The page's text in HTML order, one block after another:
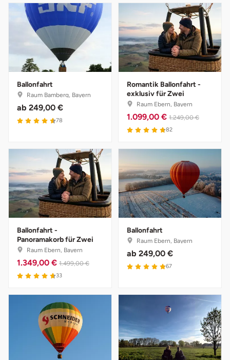
Ballonfahrt
Raum Bamberg, Bayern
ab 249,00 €
78
Romantik Ballonfahrt -
exklusiv für Zwei
Raum Ebern, Bayern
1.099,00 € 1.249,00 €
82
Ballonfahrt -
Panoramakorb für Zwei
Raum Ebern, Bayern
1.349,00 € 1.499,00 €
33
Ballonfahrt
Raum Ebern, Bayern
ab 249,00 €
67